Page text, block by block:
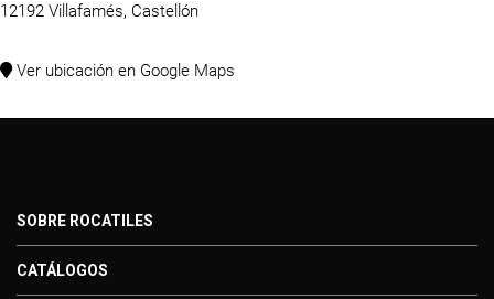
12192 Villafamés, Castellón
Ver ubicación en Google Maps
SOBRE ROCATILES
CATÁLOGOS